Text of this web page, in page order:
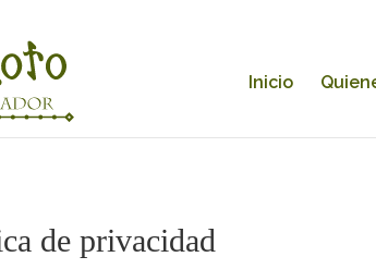
Inicio
de privacidad